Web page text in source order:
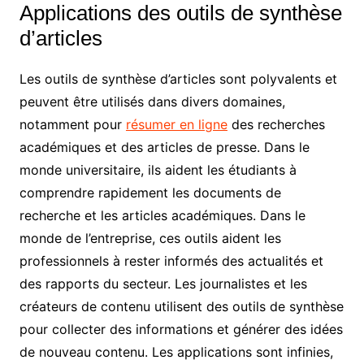
Applications des outils de synthèse
d’articles
Les outils de synthèse d’articles sont polyvalents et
peuvent être utilisés dans divers domaines,
notamment pour résumer en lignedes recherches
académiques et des articles de presse. Dans le
monde universitaire, ils aident les étudiants à
comprendre rapidement les documents de
recherche et les articles académiques. Dans le
monde de l’entreprise, ces outils aident les
professionnels à rester informés des actualités et
des rapports du secteur. Les journalistes et les
créateurs de contenu utilisent des outils de synthèse
pour collecter des informations et générer des idées
de nouveau contenu. Les applications sont infinies,